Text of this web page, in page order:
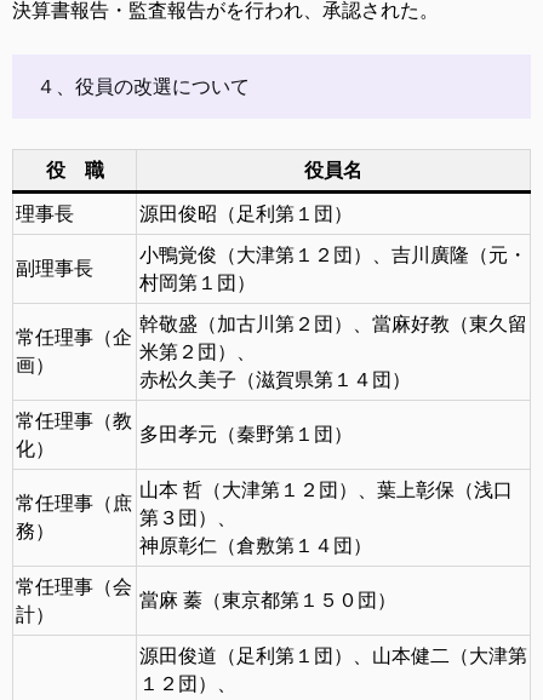
決算書報告・監査報告がを行われ、承認された。
４、役員の改選について
役 職 役員名
理事長 源田俊昭（足利第１団）
副理事長
小鴨覚俊（大津第１２団）、吉川廣隆（元・
村岡第１団）
常任理事（企
画）
幹敬盛（加古川第２団）、當麻好教（東久留
米第２団）、
赤松久美子（滋賀県第１４団）
常任理事（教
化）
多田孝元（秦野第１団）
常任理事（庶
務）
山本 哲（大津第１２団）、葉上彰保（浅口
第３団）、
神原彰仁（倉敷第１４団）
常任理事（会
計）
當麻 蓁（東京都第１５０団）
源田俊道（足利第１団）、山本健二（大津第
１２団）、